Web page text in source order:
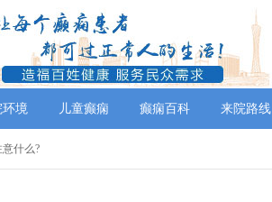
环境 儿童癫痫 癫痫百科 来院路线
什么?